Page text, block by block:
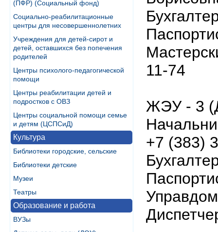
(ПФР) (Социальный фонд)
Социально-реабилитационные
центры для несовершеннолетних
Учреждения для детей-сирот и
детей, оставшихся без попечения
родителей
Центры психолого-педагогической
помощи
Центры реабилитации детей и
подростков с ОВЗ
Центры социальной помощи семье
и детям (ЦСПСиД)
Культура
Библиотеки городские, сельские
Библиотеки детские
Музеи
Театры
Образование и работа
ВУЗы
11-74
ЖЭУ - 3
+7 (383)